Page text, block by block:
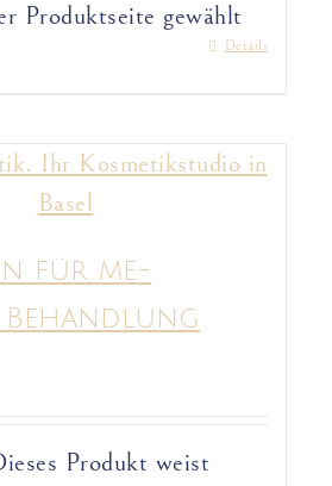
Produktseite gewählt
Details
für me-
Behandlung
Produkt weist